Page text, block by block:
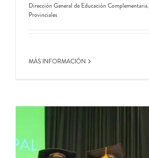
Dirección General de Educación Complementaria,
Provinciales
MÁS INFORMACIÓN